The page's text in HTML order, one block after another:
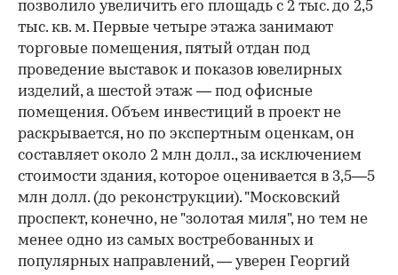
позволило увеличить его площадь с 2 тыс. до 2,5
тыс. кв. м. Первые четыре этажа занимают
торговые помещения, пятый отдан под
проведение выставок и показов ювелирных
изделий, а шестой этаж — под офисные
помещения. Объем инвестиций в проект не
раскрывается, но по экспертным оценкам, он
составляет около 2 млн долл., за исключением
стоимости здания, которое оценивается в 3,5—5
млн долл. (до реконструкции). "Московский
проспект, конечно, не "золотая миля", но тем не
менее одно из самых востребованных и
популярных направлений, — уверен Георгий